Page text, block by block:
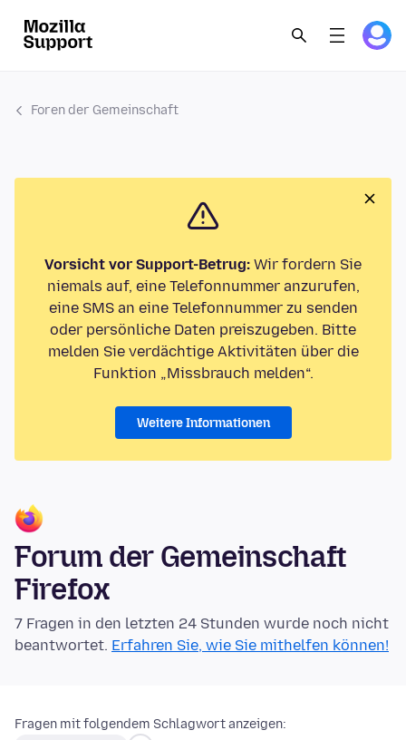
Foren der Gemeinschaft
Vorsicht vor Support-Betrug: Wir fordern Sie
niemals auf, eine Telefonnummer anzurufen,
eine SMS an eine Telefonnummer zu senden
oder persönliche Daten preiszugeben. Bitte
melden Sie verdächtige Aktivitäten über die
Funktion „Missbrauch melden“.
Weitere Informationen
Forum der Gemeinschaft
Firefox
7 Fragen in den letzten 24 Stunden wurde noch nicht
beantwortet. Erfahren Sie, wie Sie mithelfen können!
Fragen mit folgendem Schlagwort anzeigen: